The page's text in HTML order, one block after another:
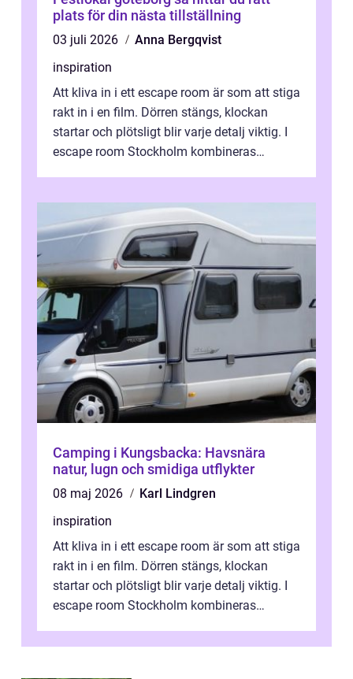
plats för din nästa tillställning
03 juli 2026
Anna Bergqvist
inspiration
Att kliva in i ett escape room är som att stiga
rakt in i en film. Dörren stängs, klockan
startar och plötsligt blir varje detalj viktig. I
escape room Stockholm kombineras
Camping i Kungsbacka: Havsnära
natur, lugn och smidiga utflykter
08 maj 2026
Karl Lindgren
inspiration
Att kliva in i ett escape room är som att stiga
rakt in i en film. Dörren stängs, klockan
startar och plötsligt blir varje detalj viktig. I
escape room Stockholm kombineras